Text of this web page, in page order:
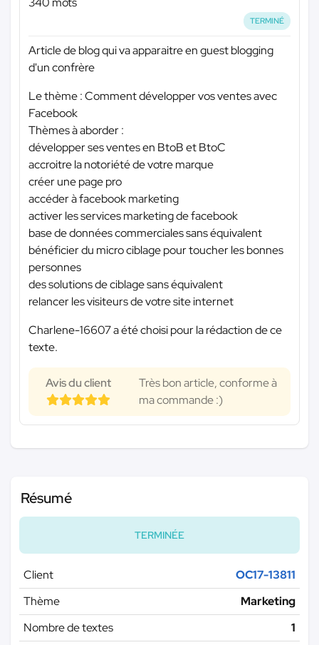
TERMINÉ
Article de blog qui va apparaitre en guest blogging
d'un confrère
Le thème : Comment développer vos ventes avec
Facebook
Thèmes à aborder :
développer ses ventes en BtoB et BtoC
accroitre la notoriété de votre marque
créer une page pro
accéder à facebook marketing
activer les services marketing de facebook
base de données commerciales sans équivalent
bénéficier du micro ciblage pour toucher les bonnes
personnes
des solutions de ciblage sans équivalent
relancer les visiteurs de votre site internet
Charlene-16607 a été choisi pour la rédaction de ce
texte.
Avis du client
Très bon article, conforme à
ma commande :)
Résumé
TERMINÉE
Client
OC17-13811
Thème
Marketing
Nombre de textes
1